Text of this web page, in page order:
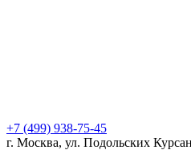
+7 (499) 938-75-45
г. Москва, ул. Подольских